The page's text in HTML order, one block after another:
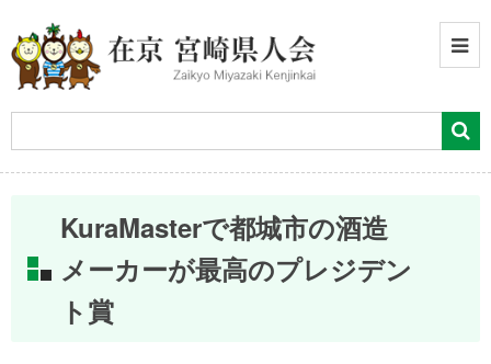
KuraMasterで都城市の酒造
メーカーが最高のプレジデン
ト賞